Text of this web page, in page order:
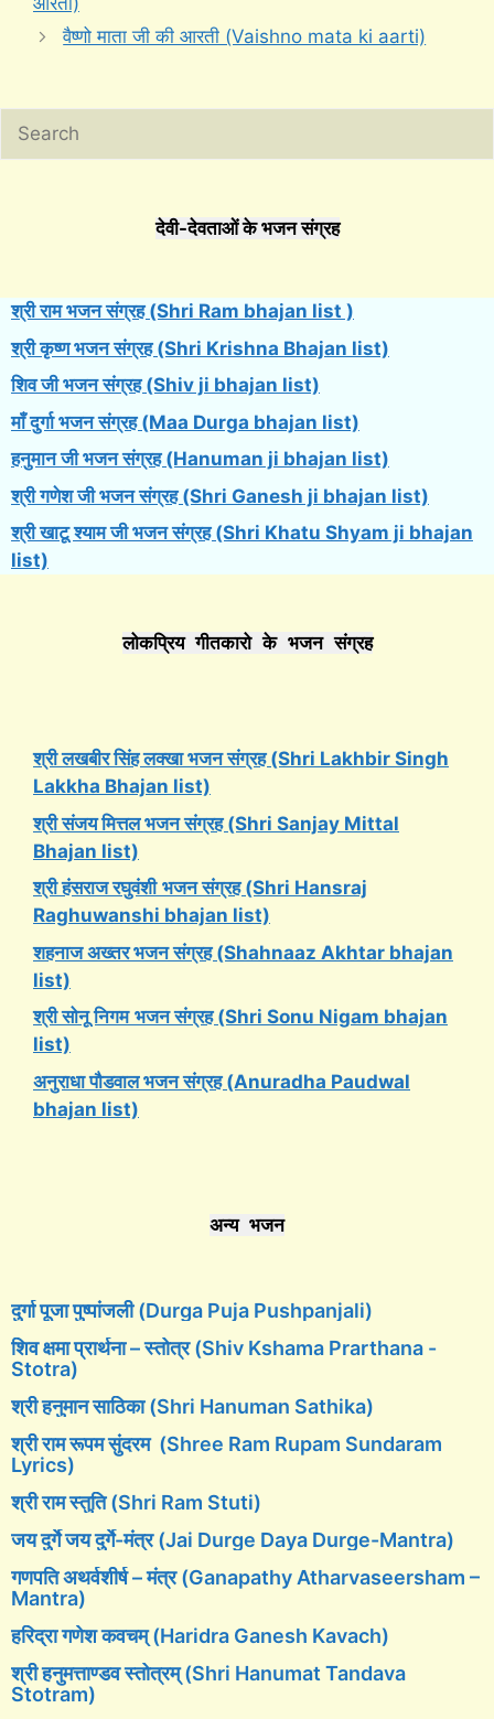
वैष्णो माता जी की आरती (Vaishno mata ki aarti)
Search
देवी-देवताओं के भजन संग्रह
श्री राम भजन संग्रह (Shri Ram bhajan list )
श्री कृष्ण भजन संग्रह (Shri Krishna Bhajan list)
शिव जी भजन संग्रह (Shiv ji bhajan list)
माँ दुर्गा भजन संग्रह (Maa Durga bhajan list)
हनुमान जी भजन संग्रह (Hanuman ji bhajan list)
श्री गणेश जी भजन संग्रह (Shri Ganesh ji bhajan list)
श्री खाटू श्याम जी भजन संग्रह (Shri Khatu Shyam ji bhajan
list)
लोकप्रिय गीतकारो के भजन संग्रह
श्री लखबीर सिंह लक्खा भजन संग्रह (Shri Lakhbir Singh
Lakkha Bhajan list)
श्री संजय मित्तल भजन संग्रह (Shri Sanjay Mittal
Bhajan list)
श्री हंसराज रघुवंशी भजन संग्रह (Shri Hansraj
Raghuwanshi bhajan list)
शहनाज अख्तर भजन संग्रह (Shahnaaz Akhtar bhajan
list)
श्री सोनू निगम भजन संग्रह (Shri Sonu Nigam bhajan
list)
अनुराधा पौडवाल भजन संग्रह (Anuradha Paudwal
bhajan list)
अन्य भजन
दुर्गा पूजा पुष्पांजली (Durga Puja Pushpanjali)
शिव क्षमा प्रार्थना – स्तोत्र (Shiv Kshama Prarthana -
Stotra)
श्री हनुमान साठिका (Shri Hanuman Sathika)
श्री राम रूपम सुंदरम (Shree Ram Rupam Sundaram
Lyrics)
श्री राम स्तुति (Shri Ram Stuti)
जय दुर्गे जय दुर्गे-मंत्र (Jai Durge Daya Durge-Mantra)
गणपति अथर्वशीर्ष – मंत्र (Ganapathy Atharvaseersham –
Mantra)
हरिद्रा गणेश कवचम् (Haridra Ganesh Kavach)
श्री हनुमत्ताण्डव स्तोत्रम् (Shri Hanumat Tandava
Stotram)